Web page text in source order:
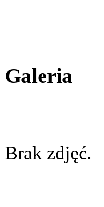
Galeria
Brak zdjęć.